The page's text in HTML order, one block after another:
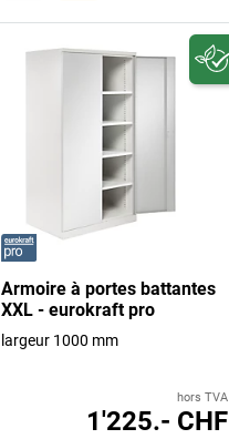
Armoire à portes battantes
XXL - eurokraft pro
largeur 1000 mm
hors TVA
1'225.- CHF